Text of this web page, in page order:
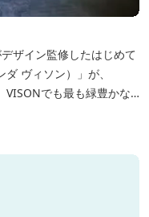
ザイン監修したはじめて
ヴィソン）」が、
テル名
の館を...